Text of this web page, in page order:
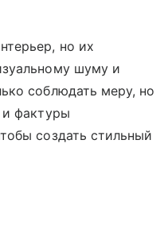
но их
шуму и
соблюдать меру, но
и фактуры
создать стильный